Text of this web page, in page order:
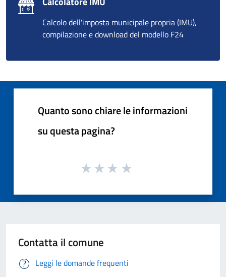
Calcolo dell'imposta municipale propria (IMU),
compilazione e download del modello F24
Quanto sono chiare le informazioni
su questa pagina?
Contatta il comune
Leggi le domande frequenti